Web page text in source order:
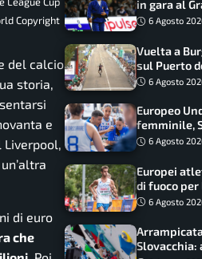
Copyright
del calcio
storia,
e
Liverpool,
di euro
che
in gara al
17 azzurri
6 Agosto
Vuelta a
sul Puerto
Ciccone
6 Agosto
Europeo
femminile,
forte: Italia
6 Agosto
Europei
di fuoco per
Palmisano,
6 Agosto
Slovacchia: